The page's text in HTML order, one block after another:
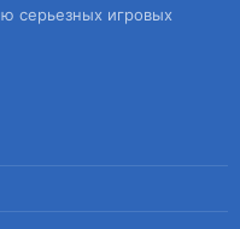
серьезных игровых